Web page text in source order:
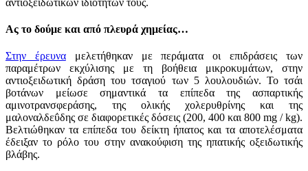
Ας το δούμε και από πλευρά χημείας…
Στην έρευναμελετήθηκαν με περάματα οι επιδράσεις των
παραμέτρων εκχύλισης με τη βοήθεια μικροκυμάτων, στην
αντιοξειδωτική δράση του τσαγιού των 5 λουλουδιών. Το τσάι
βοτάνων μείωσε σημαντικά τα επίπεδα της ασπαρτικής
αμινοτρανσφεράσης, της ολικής χολερυθρίνης και της
μαλοναλδεΰδης σε διαφορετικές δόσεις (200, 400 και 800 mg / kg).
Βελτιώθηκαν τα επίπεδα του δείκτη ήπατος και τα αποτελέσματα
έδειξαν το ρόλο του στην ανακούφιση της ηπατικής οξειδωτικής
βλάβης.